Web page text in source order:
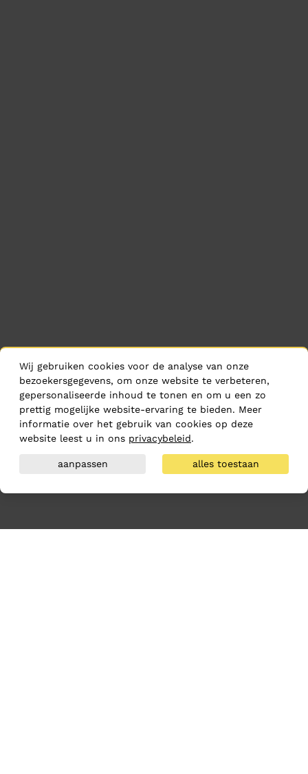
Wij gebruiken cookies voor de analyse van onze
bezoekersgegevens, om onze website te verbeteren,
gepersonaliseerde inhoud te tonen en om u een zo
prettig mogelijke website-ervaring te bieden. Meer
informatie over het gebruik van cookies op deze
website leest u in ons privacybeleid.
aanpassen alles toestaan